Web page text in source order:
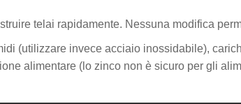
telai rapidamente. Nessuna modifica
(utilizzare invece acciaio inossidabile),
alimentare (lo zinco non è sicuro per gli